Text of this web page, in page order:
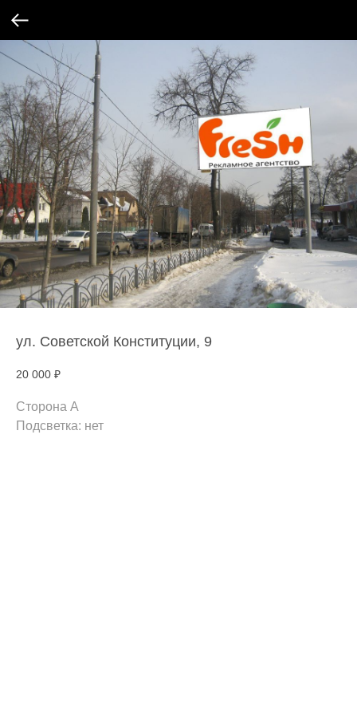
ул. Советской Конституции, 9
20 000 ₽
Сторона A
Подсветка: нет